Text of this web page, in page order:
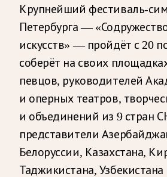
Крупнейший фестиваль-
Петербурга —
искусств» — пройдёт с 20
соберёт на своих
певцов, руководителей
и оперных театров,
и объединений из 9 стран
представители
Белоруссии, Казахстана,
Таджикистана,